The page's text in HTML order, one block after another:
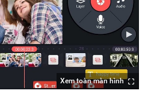
Xem toàn màn hình